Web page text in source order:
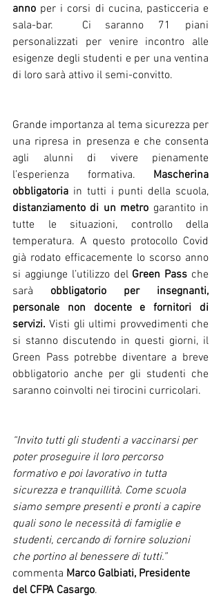
anno per i corsi di cucina, pasticceria e
sala-bar.  Ci saranno 71 piani
personalizzati per venire incontro alle
esigenze degli studenti e per una ventina
di loro sarà attivo il semi-convitto.
Grande importanza al tema sicurezza per
una ripresa in presenza e che consenta
agli alunni di vivere pienamente
l’esperienza formativa. Mascherina
obbligatoria
distanziamento di un metro garantito in
tutte le situazioni, controllo della
temperatura. A questo protocollo Covid
già rodato efficacemente lo scorso anno
si aggiunge l’utilizzo del Green Pass che
sarà obbligatorio per insegnanti,
personale non docente e fornitori di
servizi. Visti gli ultimi provvedimenti che
si stanno discutendo in questi giorni, il
Green Pass potrebbe diventare a breve
obbligatorio anche per gli studenti che
saranno coinvolti nei tirocini curricolari.
“Invito tutti gli studenti a vaccinarsi per
poter proseguire il loro percorso
formativo e poi lavorativo in tutta
sicurezza e tranquillità. Come scuola
siamo sempre presenti e pronti a capire
quali sono le necessità di famiglie e
studenti, cercando di fornire soluzioni
che portino al benessere di tutti.”
commenta Marco Galbiati, Presidente
del CFPA Casargo.